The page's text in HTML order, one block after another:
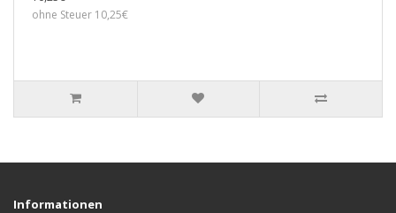
ohne Steuer 10,25€
Informationen